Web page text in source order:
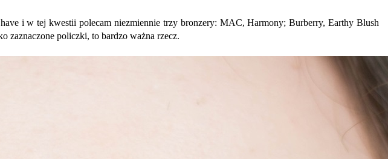
i w tej kwestii polecam niezmiennie trzy bronzery: MAC, Harmony; Burberry, Earthy Blush
zaznaczone policzki, to bardzo ważna rzecz.